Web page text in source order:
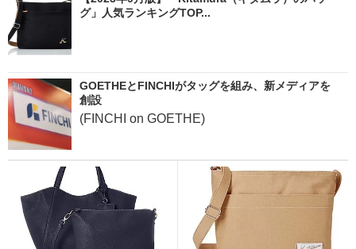
グ」人気ランキングTOP...
GOETHEとFINCHIがタッグを組み、新メディアを
創設
(FINCHI on GOETHE)